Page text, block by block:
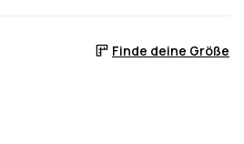
Finde deine Größe